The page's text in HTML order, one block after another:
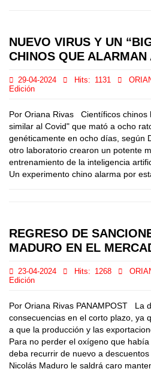
NUEVO VIRUS Y UN
CHINOS QUE ALARMAN
29-04-2024 Hits: 1131
Edición
Por Oriana Rivas Científicos chinos
similar al Covid" que mató a ocho
genéticamente en ocho días, según
otro laboratorio crearon un potente
entrenamiento de la inteligencia
Un experimento chino alarma por
REGRESO DE
MADURO EN EL
23-04-2024 Hits: 1268
Edición
Por Oriana Rivas PANAMPOST La
consecuencias en el corto plazo, ya
a que la producción y las
Para no perder el oxígeno que
deba recurrir de nuevo a
Nicolás Maduro le saldrá caro